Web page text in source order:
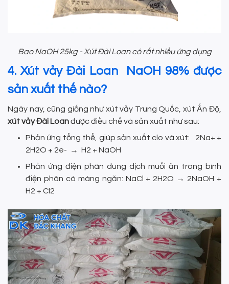
Bao NaOH 25kg - Xút Đài Loan có rất nhiều ứng dụng
4. Xút vảy Đài Loan NaOH 98% được
sản xuất thế nào?
Ngày nay, cũng giống như xút vảy Trung Quốc, xút Ấn Độ,
xút vảy Đài Loanđược điều chế và sản xuất như sau:
Phản ứng tổng thể, giúp sản xuất clo và xút: 2Na+ +
2H2O + 2e- → H2 + NaOH
Phản ứng điện phân dung dịch muối ăn trong bình
điện phân có màng ngăn: NaCl + 2H2O → 2NaOH +
H2 + Cl2